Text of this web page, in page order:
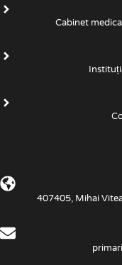
Cabinet
407405, Mihai